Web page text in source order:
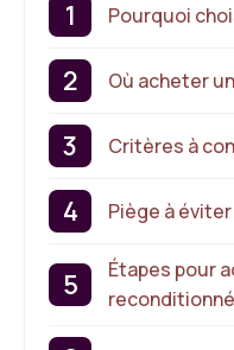
Pourquoi
Où acheter
Critères à
Piège à
Étapes pour
reconditionné